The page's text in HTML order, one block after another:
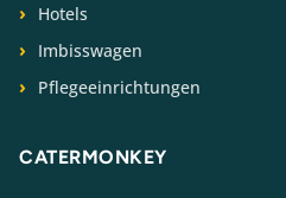
Hotels
Imbisswagen
Pflegeeinrichtungen
CATERMONKEY